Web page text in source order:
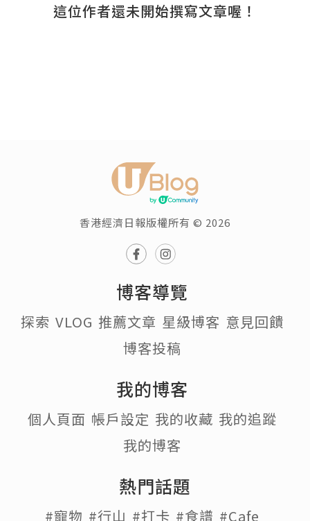
這位作者還未開始撰寫文章喔！
香港經濟日報版權所有 © 2026
博客導覽
探索 VLOG 推薦文章 星級博客 意見回饋
博客投稿
我的博客
個人頁面 帳戶設定 我的收藏 我的追蹤
我的博客
熱門話題
#寵物 #行山 #打卡 #食譜 #Cafe